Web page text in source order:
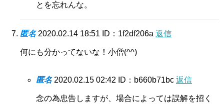
とを忘れんな。
匿名 2020.02.14 18:51 ID：1f2df206a 返信
何にも分かってないな！小僧(^^)
匿名 2020.02.15 02:42 ID：b660b71bc 返信
念の為忠告しますが、場合によっては誤解を招く